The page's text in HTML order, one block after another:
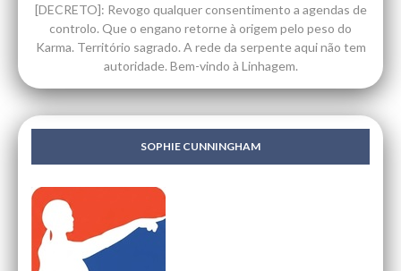
[DECRETO]: Revogo qualquer consentimento a agendas de
controlo. Que o engano retorne à origem pelo peso do
Karma. Território sagrado. A rede da serpente aqui não tem
autoridade. Bem-vindo à Linhagem.
SOPHIE CUNNINGHAM